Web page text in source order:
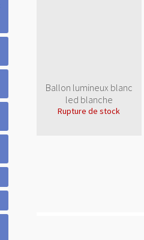
Ballon lumineux blanc
led blanche
Rupture de stock